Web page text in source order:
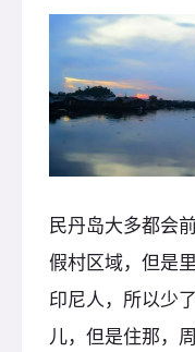
民丹岛大多都会
假村区域，但是
印尼人，所以少
儿，但是住那，